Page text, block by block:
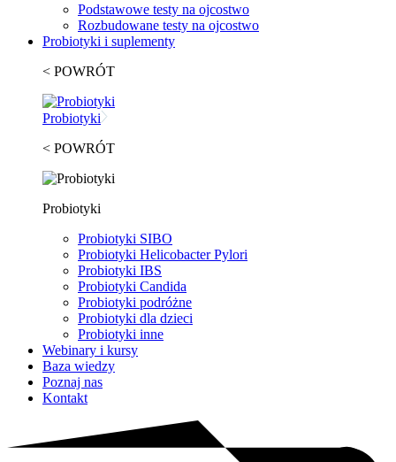
Podstawowe testy na ojcostwo
Rozbudowane testy na ojcostwo
Probiotyki i suplementy
< POWRÓT
Probiotyki
< POWRÓT
Probiotyki
Probiotyki SIBO
Probiotyki Helicobacter Pylori
Probiotyki IBS
Probiotyki Candida
Probiotyki podróżne
Probiotyki dla dzieci
Probiotyki inne
Webinary i kursy
Baza wiedzy
Poznaj nas
Kontakt